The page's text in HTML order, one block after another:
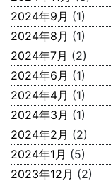
2024年9月 (1)
2024年8月 (1)
2024年7月 (2)
2024年6月 (1)
2024年4月 (1)
2024年3月 (1)
2024年2月 (2)
2024年1月 (5)
2023年12月 (2)